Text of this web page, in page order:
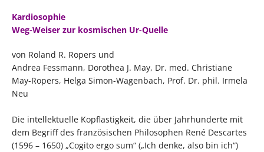
Kardiosophie
Weg-Weiser zur kosmischen Ur-Quelle
von Roland R. Ropers und
Andrea Fessmann, Dorothea J. May, Dr. med. Christiane
May-Ropers, Helga Simon-Wagenbach, Prof. Dr. phil. Irmela
Neu
Die intellektuelle Kopflastigkeit, die über Jahrhunderte mit
dem Begriff des französischen Philosophen René Descartes
(1596 – 1650) „Cogito ergo sum“ („Ich denke, also bin ich“)